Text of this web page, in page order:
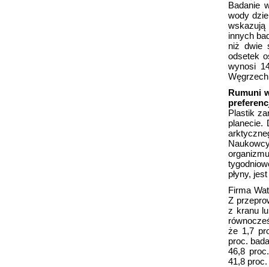
Badanie
wody
innych
niż dwie
odsetek
wynosi
Rumuni
Plastik
planecie.
płyny,
Firma
Z
z kranu
że 1,7
proc.
46,8
41,8 proc.